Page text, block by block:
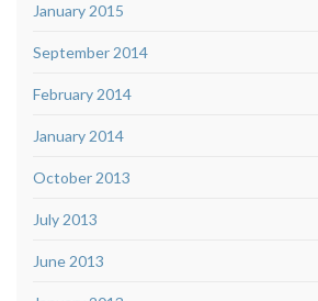
January 2015
September 2014
February 2014
January 2014
October 2013
July 2013
June 2013